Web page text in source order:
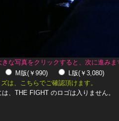
きな写真をクリックすると、次に進みま
M版(￥990)
L版(￥3,080)
は、こちらでご確認頂けます。
、THE FIGHT のロゴは入りません。